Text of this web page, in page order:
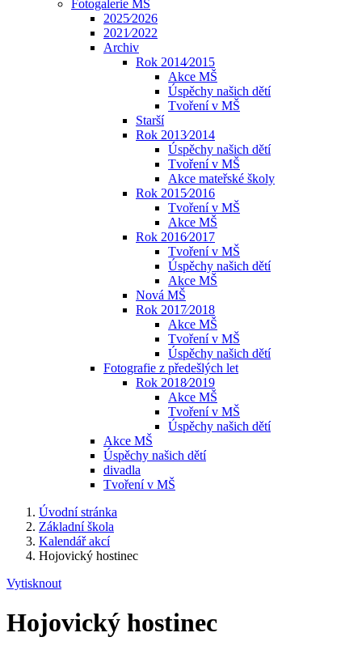
Fotogalerie MŠ
2025⁄2026
2021⁄2022
Archiv
Rok 2014⁄2015
Akce MŠ
Úspěchy našich dětí
Tvoření v MŠ
Starší
Rok 2013⁄2014
Úspěchy našich dětí
Tvoření v MŠ
Akce mateřské školy
Rok 2015⁄2016
Tvoření v MŠ
Akce MŠ
Rok 2016⁄2017
Tvoření v MŠ
Úspěchy našich dětí
Akce MŠ
Nová MŠ
Rok 2017⁄2018
Akce MŠ
Tvoření v MŠ
Úspěchy našich dětí
Fotografie z předešlých let
Rok 2018⁄2019
Akce MŠ
Tvoření v MŠ
Úspěchy našich dětí
Akce MŠ
Úspěchy našich dětí
divadla
Tvoření v MŠ
Úvodní stránka
Základní škola
Kalendář akcí
Hojovický hostinec
Vytisknout
Hojovický hostinec